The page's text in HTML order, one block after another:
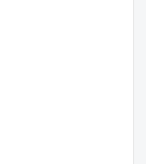
ティング及び設計・
ップにおいて高品質
地球環境の実現に向
専門技術とノウハウ
と活動のフィールド